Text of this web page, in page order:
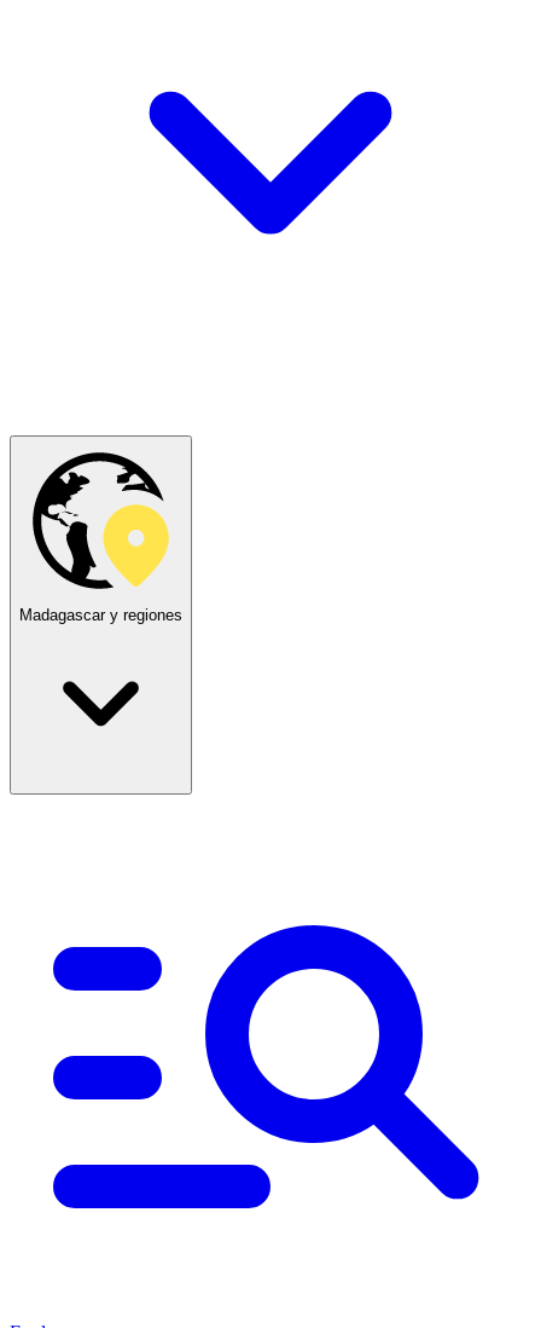
Madagascar y regiones